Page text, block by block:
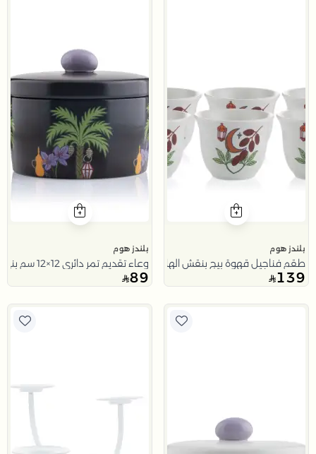
بلندز هوم
طقم فناجيل قهوة بيج بنقش الهلال من نقاء
139
بلندز هوم
وعاء تقديم تمر دائري 12×12 سم بني من الخزف الحجري بطبعة نخلة من نقاء
89